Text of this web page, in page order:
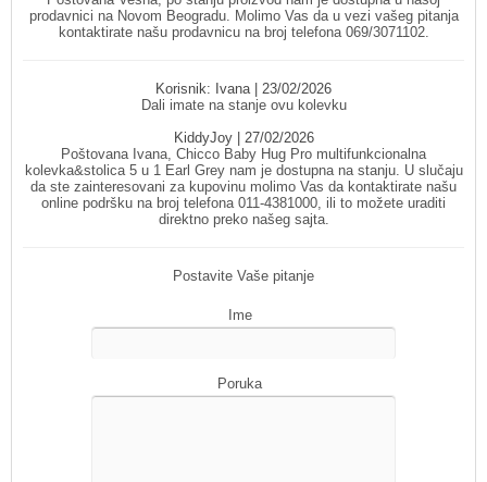
prodavnici na Novom Beogradu. Molimo Vas da u vezi vašeg pitanja
kontaktirate našu prodavnicu na broj telefona 069/3071102.
Korisnik: Ivana | 23/02/2026
Dali imate na stanje ovu kolevku
KiddyJoy | 27/02/2026
Poštovana Ivana, Chicco Baby Hug Pro multifunkcionalna
kolevka&stolica 5 u 1 Earl Grey nam je dostupna na stanju. U slučaju
da ste zainteresovani za kupovinu molimo Vas da kontaktirate našu
online podršku na broj telefona 011-4381000, ili to možete uraditi
direktno preko našeg sajta.
Postavite Vaše pitanje
Ime
Poruka